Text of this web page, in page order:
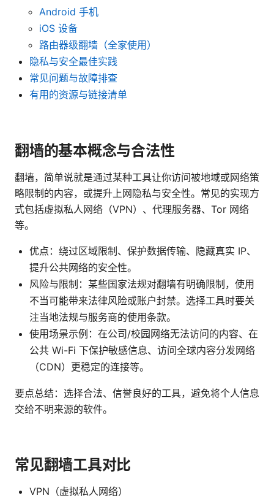
Android 手机
iOS 设备
路由器级翻墙（全家使用）
隐私与安全最佳实践
常见问题与故障排查
有用的资源与链接清单
翻墙的基本概念与合法性
翻墙，简单说就是通过某种工具让你访问被地域或网络策
略限制的内容，或提升上网隐私与安全性。常见的实现方
式包括虚拟私人网络（VPN）、代理服务器、Tor 网络
等。
优点：绕过区域限制、保护数据传输、隐藏真实 IP、
提升公共网络的安全性。
风险与限制：某些国家法规对翻墙有明确限制，使用
不当可能带来法律风险或账户封禁。选择工具时要关
注当地法规与服务商的使用条款。
使用场景示例：在公司/校园网络无法访问的内容、在
公共 Wi-Fi 下保护敏感信息、访问全球内容分发网络
（CDN）更稳定的连接等。
要点总结：选择合法、信誉良好的工具，避免将个人信息
交给不明来源的软件。
常见翻墙工具对比
VPN（虚拟私人网络）